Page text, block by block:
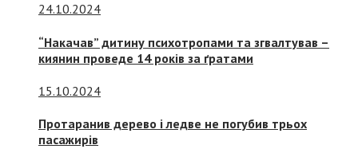
24.10.2024
“Накачав” дитину психотропами та згвалтував –
киянин проведе 14 років за ґратами
15.10.2024
Протаранив дерево і ледве не погубив трьох
пасажирів